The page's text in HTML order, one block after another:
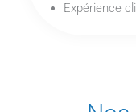
Expérience